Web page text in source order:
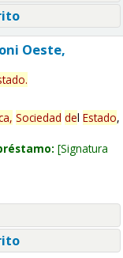
Oeste,
.
Sociedad del Estado,
Signatura